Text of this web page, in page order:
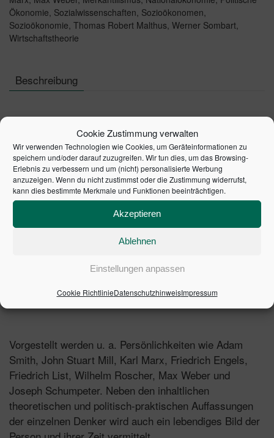
Cookie Zustimmung verwalten
Wir verwenden Technologien wie Cookies, um Geräteinformationen zu
speichern und/oder darauf zuzugreifen. Wir tun dies, um das Browsing-
Erlebnis zu verbessern und um (nicht) personalisierte Werbung
anzuzeigen. Wenn du nicht zustimmst oder die Zustimmung widerrufst,
kann dies bestimmte Merkmale und Funktionen beeinträchtigen.
Akzeptieren
Ablehnen
Einstellungen anpassen
Cookie RichtlinieDatenschutzhinweisImpressum
Ökonomie Sozialwissenschaften Sozioökonomen
Sozioökonomie Thomas Robert Malthus Werner Sombart
Wirtschaftstheorie
Beschreibung
BESCHREIBUNG
Autor: Hermann T. Krobath
Was und wer hat das moderne sozioökonomisches
Entwicklungsdenken entscheidend beeinflusst?
Hermann T. Krobath stellt anhand einflussreicher
historischer Sozioökonomen dar, welche
sozioökonomisch entwicklungsrelevanten Perspektiven
Sozialwissenschaften, der Politischen Ökonomie und
der Wirtschaftstheorie lokalisieren lassen.
Vorgestellt werden u. a. Persönlichkeiten wie Adam
Smith, John Stuart Mill, Karl Marx, Friedrich Engels,
Friedrich List, Wilhelm Roscher, Max Weber und
Joseph Schumpeter. Neben den inhaltlichen
theoretischen und politisch-praktischen Auffassungen
der einzelnen Denker wird auch ein lebendiges Bild der